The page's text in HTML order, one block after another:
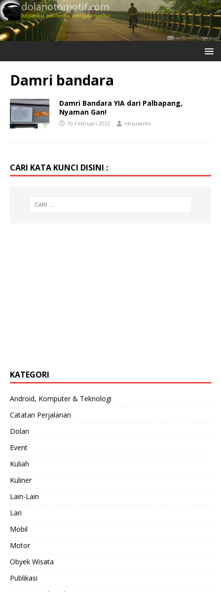
Damri bandara
Damri Bandara YIA dari Palbapang,
Nyaman Gan!
10 Februari 2022 nbsusanto
CARI KATA KUNCI DISINI :
KATEGORI
Android, Komputer & Teknologi
Catatan Perjalanan
Dolan
Event
Kuliah
Kuliner
Lain-Lain
Lari
Mobil
Motor
Obyek Wisata
Publikasi